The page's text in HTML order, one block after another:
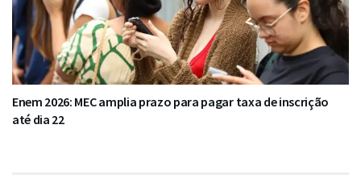
Enem 2026: MEC amplia prazo para pagar taxa de inscrição
até dia 22